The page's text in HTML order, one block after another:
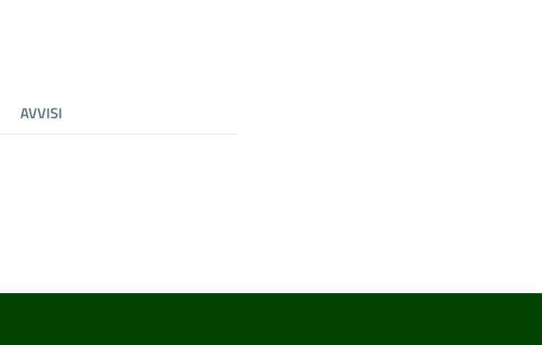
AVVISI